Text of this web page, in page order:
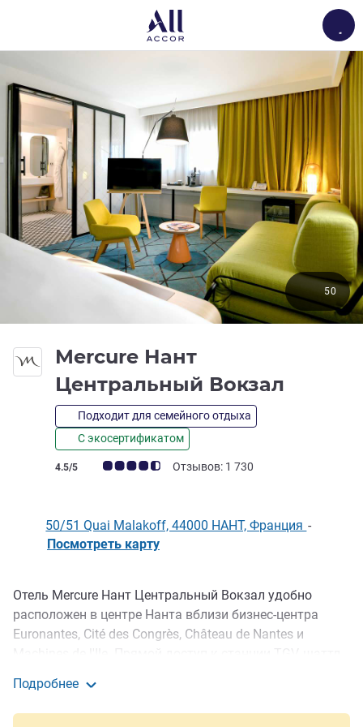
Mercure Нант
Центральный Вокзал
Подходит для семейного отдыха
С экосертификатом
Примечание: отзывы клиентов (Рейтинг ALL)
4.5/5 Отзывов: 1 730
50
50/51 Quai Malakoff, 44000 НАНТ, Франция -
Посмотреть карту
Описание
Отель Mercure Нант Центральный Вокзал удобно
расположен в центре Нанта вблизи бизнес-центра
Euronantes, Cité des Congrès, Château de Nantes и
дня, заполненного деловыми встречами или
осмотром достопримечательностей. Отель предлагает
Подробнее